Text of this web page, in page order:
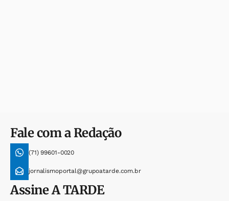
Fale com a Redação
(71) 99601-0020
jornalismoportal@grupoatarde.com.br
AssineA TARDE